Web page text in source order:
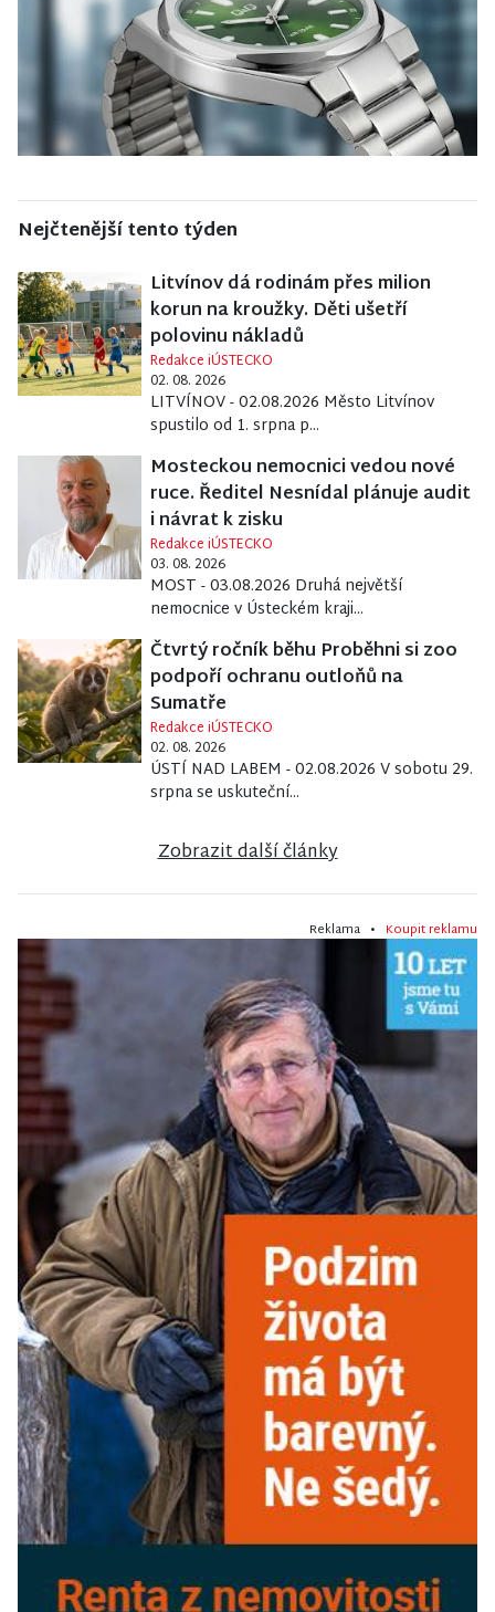
Nejčtenější tento týden
Litvínov dá rodinám přes milion
korun na kroužky. Děti ušetří
polovinu nákladů
Redakce iÚSTECKO
02. 08. 2026
LITVÍNOV - 02.08.2026 Město Litvínov
spustilo od 1. srpna p...
Mosteckou nemocnici vedou nové
ruce. Ředitel Nesnídal plánuje audit
i návrat k zisku
Redakce iÚSTECKO
03. 08. 2026
MOST - 03.08.2026 Druhá největší
nemocnice v Ústeckém kraji...
Čtvrtý ročník běhu Proběhni si zoo
podpoří ochranu outloňů na
Sumatře
Redakce iÚSTECKO
02. 08. 2026
ÚSTÍ NAD LABEM - 02.08.2026 V sobotu 29.
srpna se uskuteční...
Zobrazit další články
Reklama • Koupit reklamu